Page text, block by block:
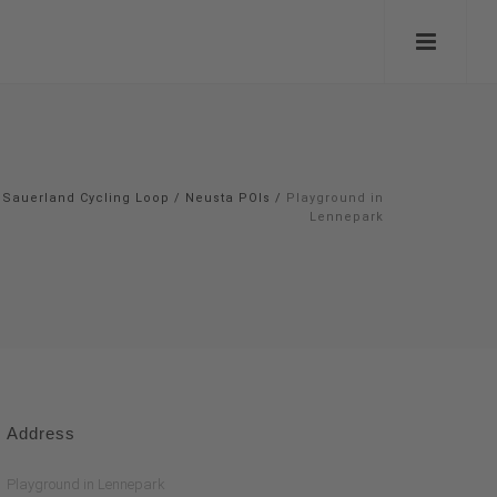
Sauerland Cycling Loop / Neusta POIs / Playground in
Lennepark
Address
Playground in Lennepark